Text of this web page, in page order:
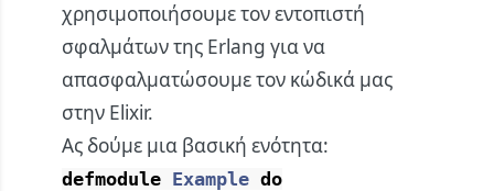
χρησιμοποιήσουμε τον εντοπιστή
σφαλμάτων της Erlang για να
απασφαλματώσουμε τον κώδικά μας
στην Elixir.
Ας δούμε μια βασική ενότητα:
defmodule Example do